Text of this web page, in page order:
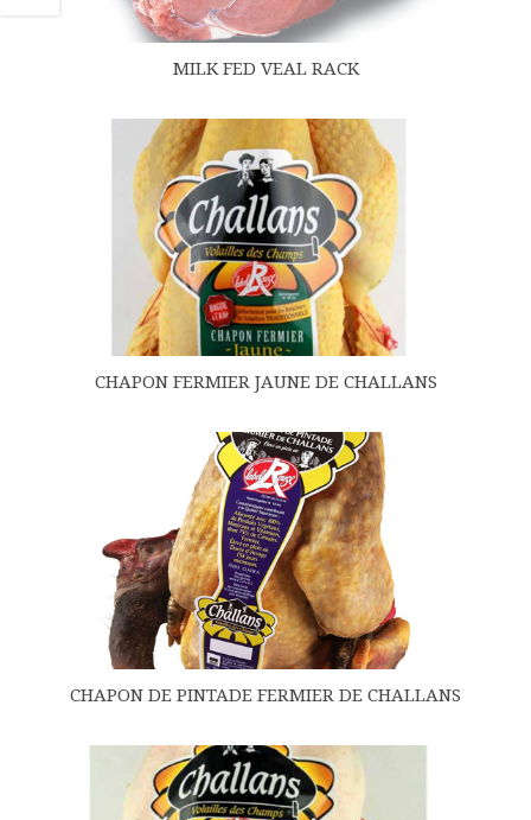
MILK FED VEAL RACK
CHAPON FERMIER JAUNE DE CHALLANS
CHAPON DE PINTADE FERMIER DE CHALLANS